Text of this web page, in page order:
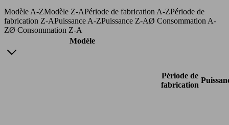
Modèle A-ZModèle Z-APériode de fabrication A-ZPériode de
fabrication Z-APuissance A-ZPuissance Z-AØ Consommation A-
ZØ Consommation Z-A
Modèle
Période de
fabrication